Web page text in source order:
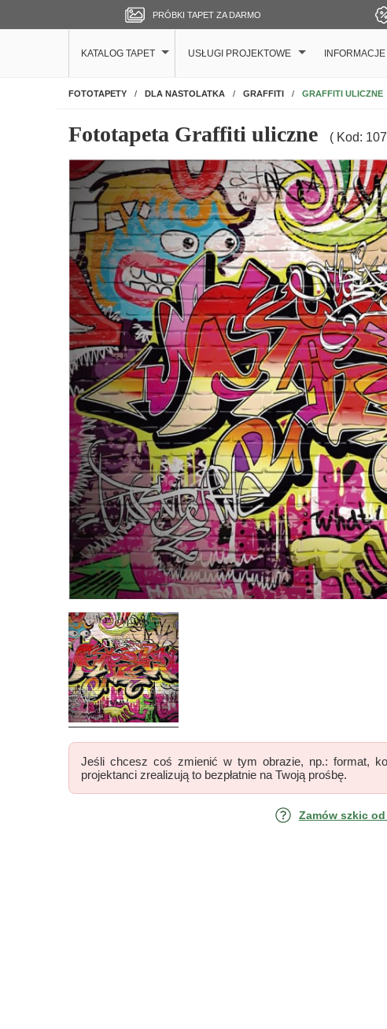
PRÓBKI TAPET ZA DARMO
KATALOG TAPET USŁUGI PROJEKTOWE INFORMACJE
FOTOTAPETYNA ŚCIANĘ
DLA NASTOLATKA GRAFFITI GRAFFITI ULICZNE
Fototapeta Graffiti uliczne ( Kod:
Jeśli chcesz coś zmienić w tym obrazie, np.: format,
projektanci zrealizują to bezpłatnie na Twoją prośbę.
Zamów szkic